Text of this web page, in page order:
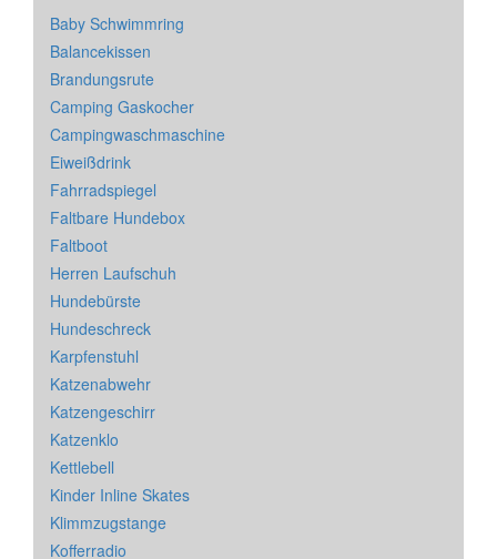
Baby Schwimmring
Balancekissen
Brandungsrute
Camping Gaskocher
Campingwaschmaschine
Eiweißdrink
Fahrradspiegel
Faltbare Hundebox
Faltboot
Herren Laufschuh
Hundebürste
Hundeschreck
Karpfenstuhl
Katzenabwehr
Katzengeschirr
Katzenklo
Kettlebell
Kinder Inline Skates
Klimmzugstange
Kofferradio